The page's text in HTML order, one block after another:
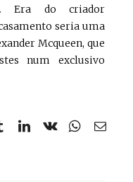
Era do criador
seria uma
Mcqueen, que
num exclusivo